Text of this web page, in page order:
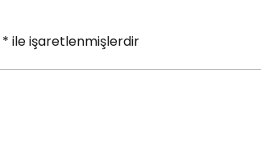
* ile işaretlenmişlerdir